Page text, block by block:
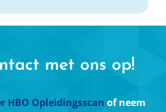
met ons op!
HBO Opleidingsscan of neem